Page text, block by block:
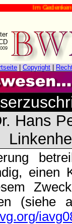
Im Gedenken an
Copyright
Hans
einen
(siehe